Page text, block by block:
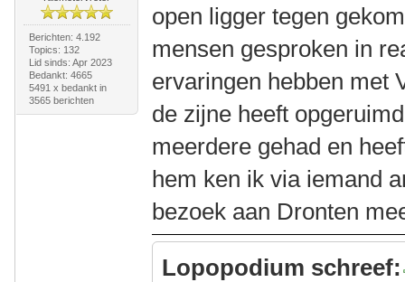
Berichten: 4.192
Topics: 132
Lid sinds: Apr 2023
Bedankt: 4665
5491 x bedankt in
3565 berichten
open ligger tegen
mensen gesproken in
ervaringen hebben met
de zijne heeft
meerdere gehad en
hem ken ik via iemand
bezoek aan Dronten
Lopopodium schreef: